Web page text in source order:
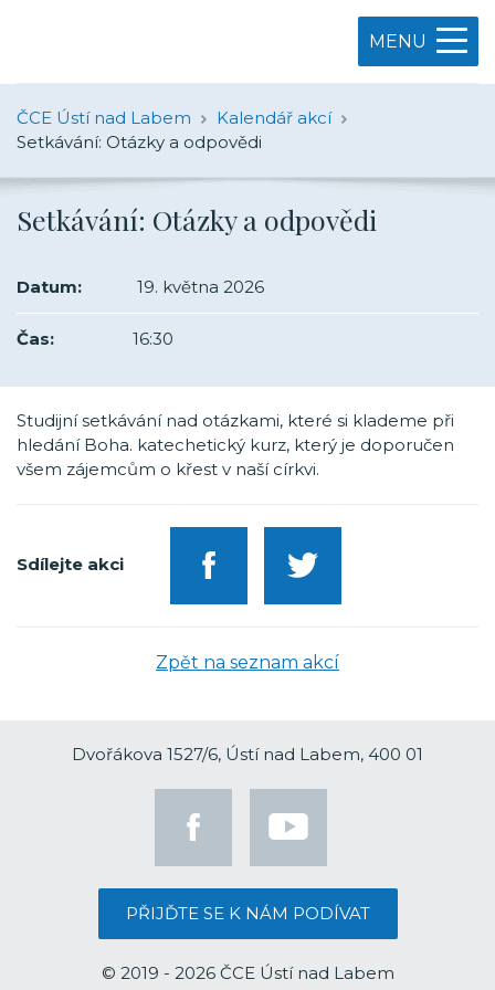
MENU
ČCE Ústí nad Labem
Kalendář akcí
Setkávání: Otázky a odpovědi
Setkávání: Otázky a odpovědi
Datum: 19. května 2026
Čas: 16:30
Studijní setkávání nad otázkami, které si klademe při
hledání Boha. katechetický kurz, který je doporučen
všem zájemcům o křest v naší církvi.
Sdílejte akci
Zpět na seznam akcí
Dvořákova 1527/6, Ústí nad Labem, 400 01
PŘIJĎTE SE K NÁM PODÍVAT
© 2019 - 2026 ČCE Ústí nad Labem